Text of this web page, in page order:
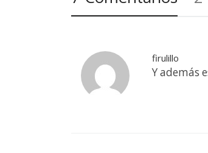
firulillo
Y además